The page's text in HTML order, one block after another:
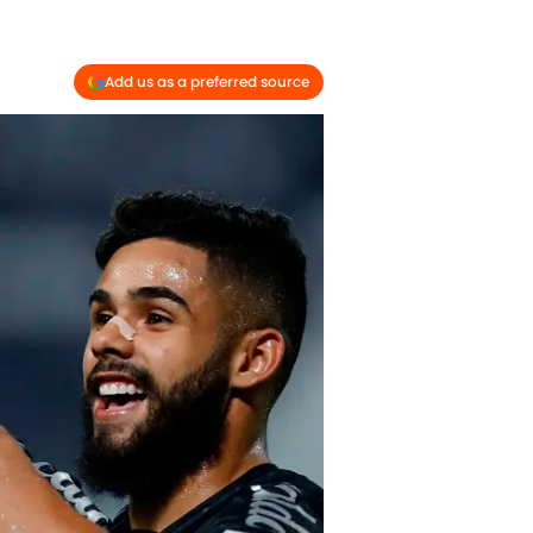
Add us as a preferred source